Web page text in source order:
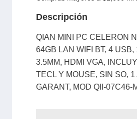
Descripción
QIAN MINI PC CELERON
64GB LAN WIFI BT, 4 USB,
3.5MM, HDMI VGA,
TECL Y MOUSE, SIN SO, 1
GARANT, MOD QII-07C46-